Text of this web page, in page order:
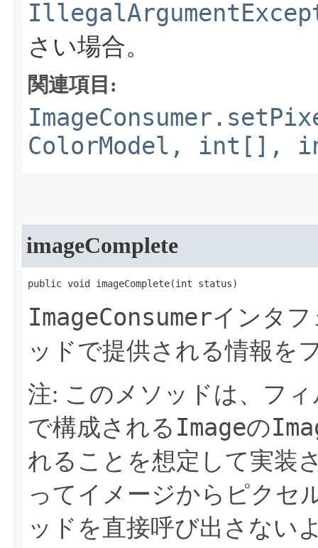
さい場合。
関連項目:
ColorModel, int[],
imageComplete
public void imageComplete​(int status)
ImageConsumerインタ
ッドで提供される情報を
注: このメソッドは、フ
で構成される Imageの
れることを想定して実装
ってイメージからピクセ
ッドを直接呼び出さない